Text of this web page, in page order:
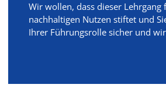
Wir wollen, dass dieser Lehrgang
nachhaltigen Nutzen stiftet und
Ihrer Führungsrolle sicher und